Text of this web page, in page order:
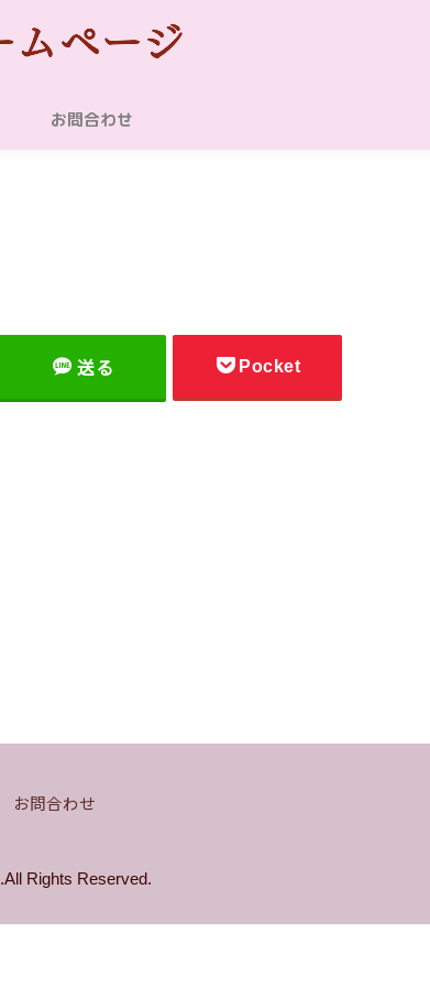
お問合わせ
送る Pocket
お問合わせ
.All Rights Reserved.